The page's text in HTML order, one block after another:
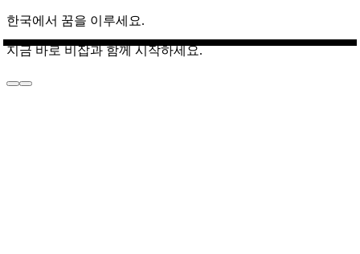
한국에서 꿈을 이루세요.
지금 바로 비잡과 함께 시작하세요.